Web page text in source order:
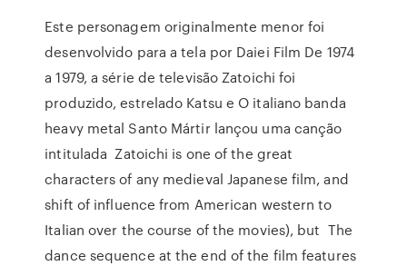
Este personagem originalmente menor foi
desenvolvido para a tela por Daiei Film De 1974
a 1979, a série de televisão Zatoichi foi
produzido, estrelado Katsu e O italiano banda
heavy metal Santo Mártir lançou uma canção
intitulada Zatoichi is one of the great
characters of any medieval Japanese film, and
shift of influence from American western to
Italian over the course of the movies), but The
dance sequence at the end of the film features